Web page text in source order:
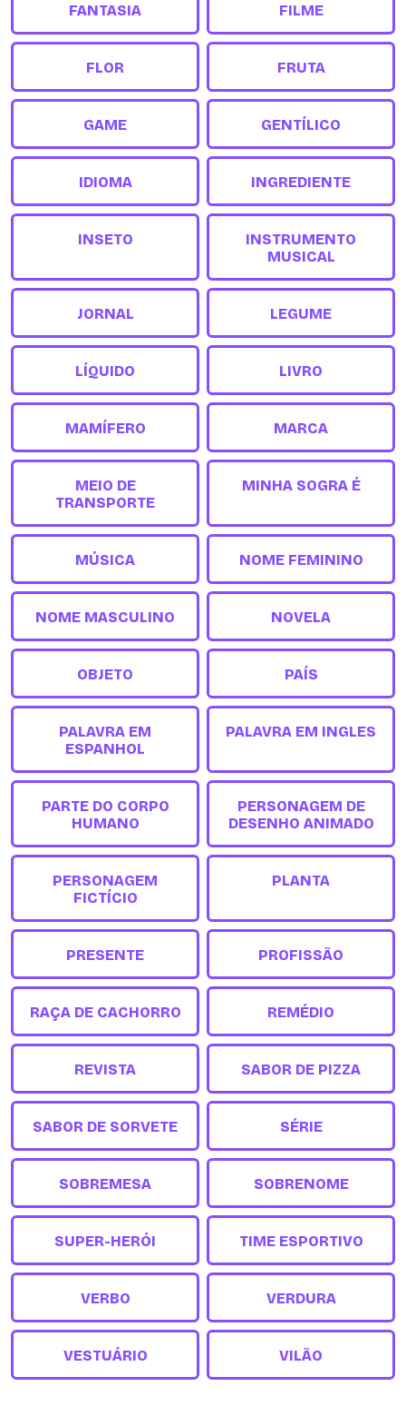
FANTASIA FILME
FLOR FRUTA
GAME GENTÍLICO
IDIOMA INGREDIENTE
INSETO
INSTRUMENTO
MUSICAL
JORNAL LEGUME
LÍQUIDO LIVRO
MAMÍFERO MARCA
MEIO DE
TRANSPORTE
MINHA SOGRA É
MÚSICA NOME FEMININO
NOME MASCULINO NOVELA
OBJETO PAÍS
PALAVRA EM
ESPANHOL
PALAVRA EM INGLES
PARTE DO CORPO
HUMANO
PERSONAGEM DE
DESENHO ANIMADO
PERSONAGEM
FICTÍCIO
PLANTA
PRESENTE PROFISSÃO
RAÇA DE CACHORRO REMÉDIO
REVISTA SABOR DE PIZZA
SABOR DE SORVETE SÉRIE
SOBREMESA SOBRENOME
SUPER-HERÓI TIME ESPORTIVO
VERBO VERDURA
VESTUÁRIO VILÃO